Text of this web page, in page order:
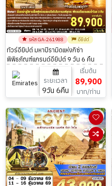
รหัส GA-261988 อียิปต์
ทัวร์อียิปต์ มหาปิรามิดแห่งกิซ่า
พิพิธภัณฑ์แกรนด์อียิปต์ 9 วัน 6 คืน
ระยะเวลา
9วัน 6คืน
เริ่มต้น
89,900
บาท/ท่าน